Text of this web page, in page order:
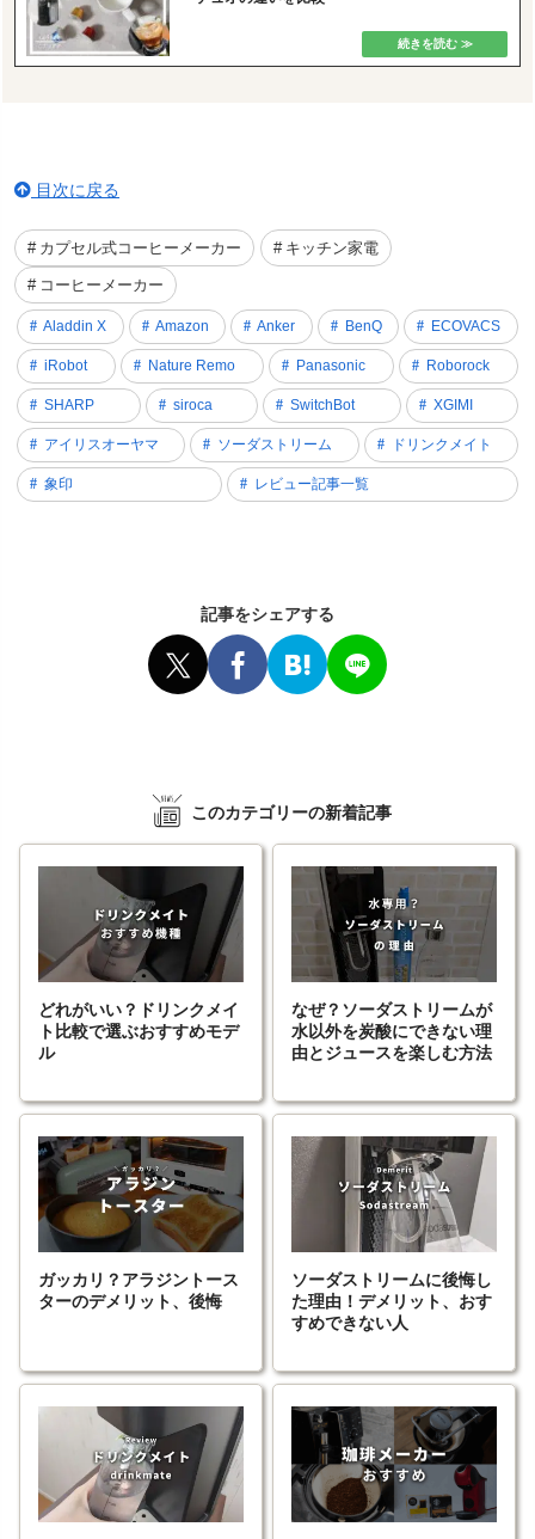
目次に戻る
カプセル式コーヒーメーカー キッチン家電
コーヒーメーカー
Aladdin X Amazon Anker BenQ ECOVACS
iRobot Nature Remo Panasonic Roborock
SHARP siroca SwitchBot XGIMI
アイリスオーヤマ ソーダストリーム ドリンクメイト
象印 レビュー記事一覧
記事をシェアする
このカテゴリーの新着記事
どれがいい？ドリンクメイ
ト比較で選ぶおすすめモデ
ル
なぜ？ソーダストリームが
水以外を炭酸にできない理
由とジュースを楽しむ方法
ガッカリ？アラジントース
ターのデメリット、後悔
ソーダストリームに後悔し
た理由！デメリット、おす
すめできない人